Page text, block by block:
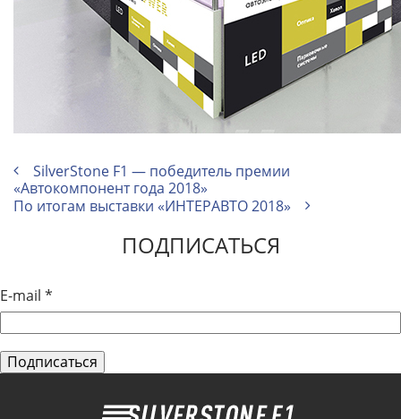
SilverStone F1 — победитель премии
«Автокомпонент года 2018»
По итогам выставки «ИНТЕРАВТО 2018»
ПОДПИСАТЬСЯ
E-mail *